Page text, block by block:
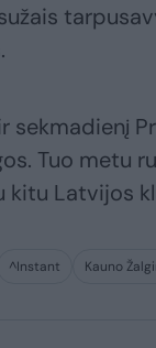
sekmadienį
Tuo metu
kitu Latvijos
^Instant Kauno